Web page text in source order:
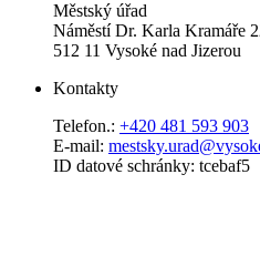
Městský úřad
Náměstí Dr. Karla Kramáře
512 11 Vysoké nad Jizerou
Kontakty
Telefon.: +420 481 593 903
E-mail:
ID datové schránky: tcebaf5